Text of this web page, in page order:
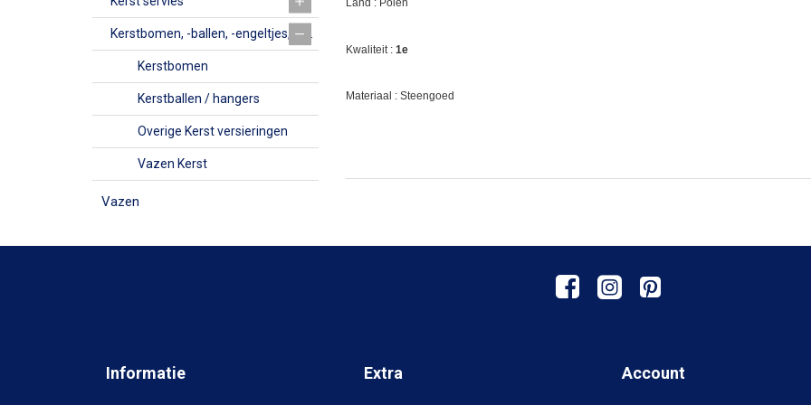
Kerstbomen
Kerstballen / hangers
Overige Kerst versieringen
Vazen Kerst
Vazen
Land : Polen
Kwaliteit : 1e
Materiaal : Steengoed
Informatie Extra Account